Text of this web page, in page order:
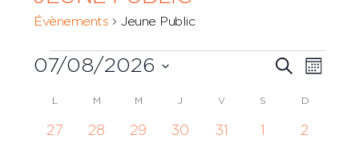
Évènements Jeune Public
Évènements MOIS
07/08/2026
une
date.
Calendrier
de
L M M MERCREDI
J VVENDREDI
S D
0
27
0
28
0
29
0
30
0
31
01
0
2